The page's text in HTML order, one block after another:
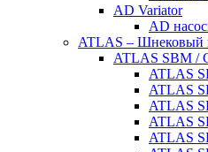
AD Variator
AD
ATLAS – Шнековый
ATLAS SBM /
ATLAS
ATLAS
ATLAS
ATLAS
ATLAS